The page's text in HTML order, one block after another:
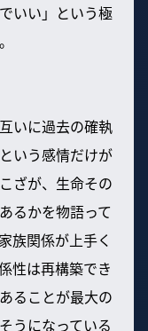
いい」という極
いに過去の確執
いう感情だけが
ざが、生命その
るかを物語って
族関係が上手く
性は再構築でき
ることが最大の
うになっている